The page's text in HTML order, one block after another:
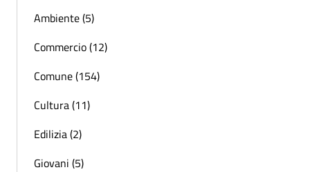
Ambiente (5)
Commercio (12)
Comune (154)
Cultura (11)
Edilizia (2)
Giovani (5)